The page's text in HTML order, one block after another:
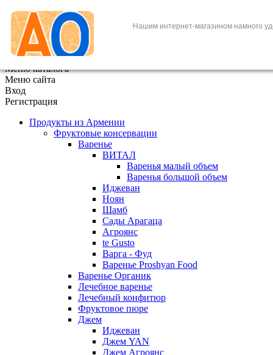
Нашим интернет-магазином намного
+7 (495) 646-888-1
В корзине 0 товаров
Меню каталога
Меню сайта
Вход
Регистрация
Продукты из Армении
Фруктовые консервации
Варенье
ВИТАЛ
Варенья малый объем
Варенья большой объем
Иджеван
Ноян
Шамб
Сады Арагаца
Агроянс
te Gusto
Варга - Фуд
Варенье Proshyan Food
Варенье Органик
Лечебное варенье
Лечебный конфитюр
Фруктовое пюре
Джем
Иджеван
Джем YAN
Джем Агроянс